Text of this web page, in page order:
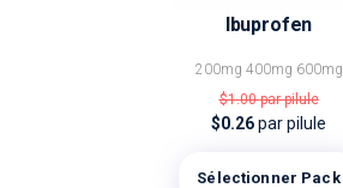
Ibuprofen
200mg 400mg 600mg
$1.00par pilule
$0.26par pilule
Sélectionner Pack